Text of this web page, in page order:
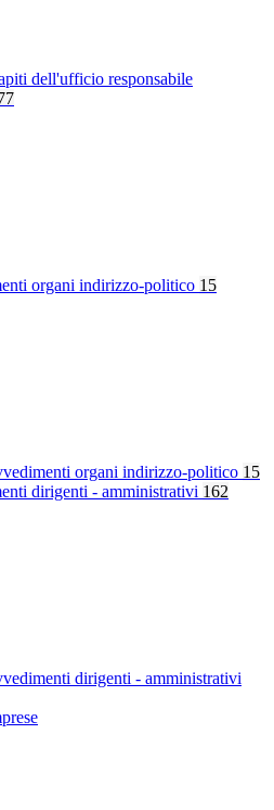
dell'ufficio responsabile
organi indirizzo-politico 15
organi indirizzo-politico 15
dirigenti - amministrativi 162
dirigenti - amministrativi